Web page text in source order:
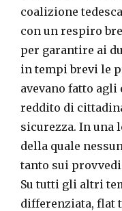
coalizione
con un respiro
per garantire ai
in tempi brevi le
avevano fatto
reddito di
sicurezza. In una
della quale
tanto sui
Su tutti gli altri
differenziata, flat